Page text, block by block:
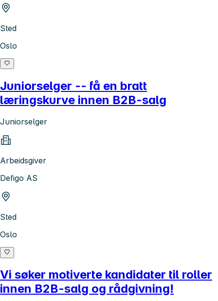
Sted
Oslo
Juniorselger -- få en bratt
læringskurve innen B2B-salg
Juniorselger
Arbeidsgiver
Defigo AS
Sted
Oslo
Vi søker motiverte kandidater til roller
innen B2B-salg og rådgivning!